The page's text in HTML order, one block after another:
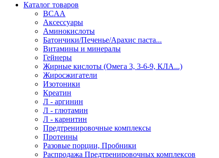
Каталог товаров
BCAA
Аксессуары
Аминокислоты
Батончики/Печенье/Арахис паста...
Витамины и минералы
Гейнеры
Жирные кислоты (Омега 3, 3-6-9, КЛА...)
Жиросжигатели
Изотоники
Креатин
Л - аргинин
Л - глютамин
Л - карнитин
Предтренировочные комплексы
Протеины
Разовые порции, Пробники
Распродажа Предтренировочных комплексов